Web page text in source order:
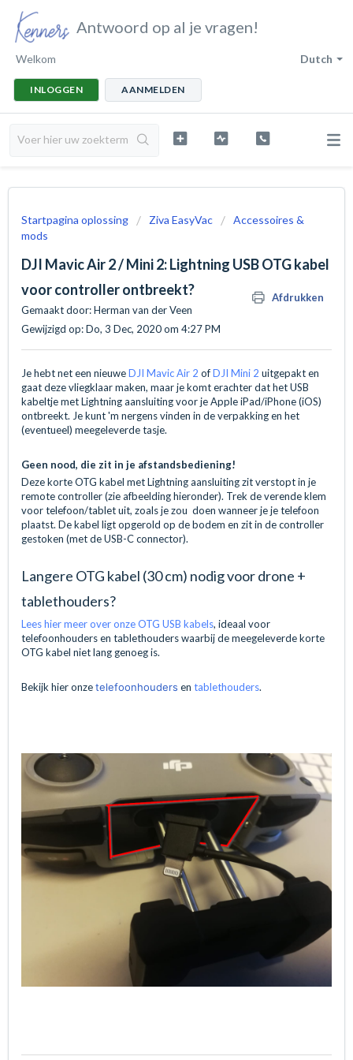
Antwoord op al je vragen!
Dutch
Welkom
INLOGGEN AANMELDEN
Startpagina oplossing Ziva EasyVac
Accessoires &
mods
DJI Mavic Air 2 / Mini 2: Lightning USB OTG kabel
voor controller ontbreekt?
Afdrukken
Gemaakt door: Herman van der Veen
Gewijzigd op: Do, 3 Dec, 2020 om 4:27 PM
Je hebt net een nieuweDJI Mavic Air 2 ofDJI Mini 2 uitgepakt en
gaat deze vliegklaar maken, maar je komt erachter dat het USB
kabeltje met Lightning aansluiting voor je Apple iPad/iPhone (iOS)
ontbreekt. Je kunt 'm nergens vinden in de verpakking en het
(eventueel) meegeleverde tasje.
Geen nood, die zit in je afstandsbediening!
Deze korte OTG kabel met Lightning aansluiting zit verstopt in je
remote controller (zie afbeelding hieronder). Trek de verende klem
voor telefoon/tablet uit, zoals je zou doen wanneer je je telefoon
plaatst. De kabel ligt opgerold op de bodem en zit in de controller
gestoken (met de USB-C connector).
Langere OTG kabel (30 cm) nodig voor drone +
tablethouders?
Lees hier meer over onze OTG USB kabels, ideaal voor
telefoonhouders en tablethouders waarbij de meegeleverde korte
OTG kabel niet lang genoeg is.
Bekijk hier onzetelefoonhouders en tablethouders.